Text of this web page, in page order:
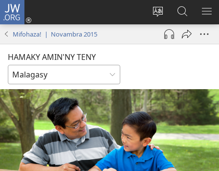
JW.ORG
Hiova
fiteny
Hiditra
(manokatra
rohy)
ato
Amin’ny
Mifohaza! | Novambra 2015
HAMAKY AMIN'NY TENY